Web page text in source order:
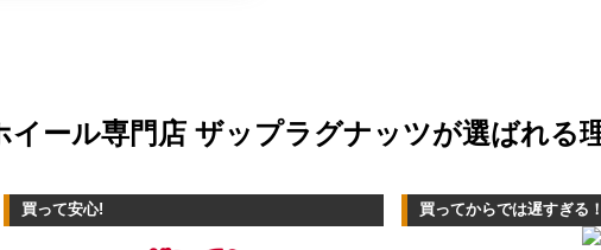
イール専門店 ザップラグナッツが選ばれる
買って安心! 買ってからでは遅すぎる！